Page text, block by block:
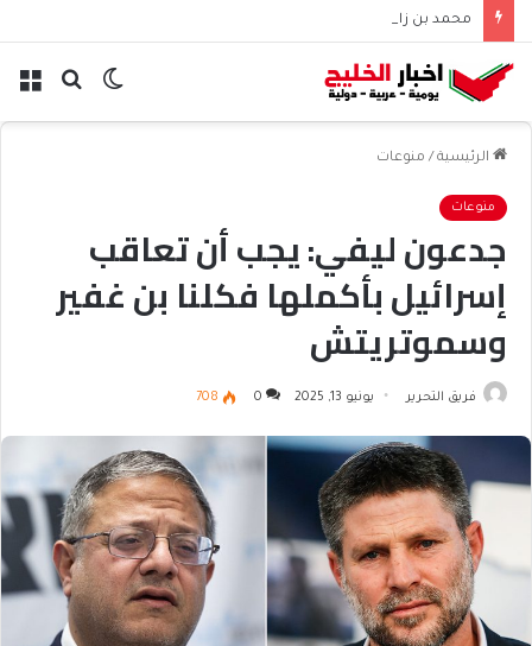
بحث الوضع
الرئيسية / منوعات
منوعات
جدعون ليفي: يجب أن تعاقب
إسرائيل بأكملها فكلنا بن غفير
وسموتريتش
فريق التحرير يونيو 13, 2025 0
708